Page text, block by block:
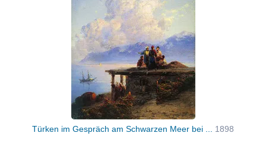
Türken im Gespräch am Schwarzen Meer bei ... 1898